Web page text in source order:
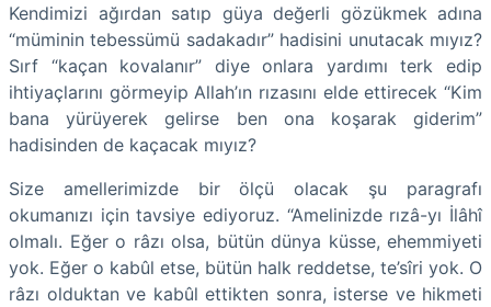
Kendimizi ağırdan satıp güya değerli gözükmek adına
“müminin tebessümü sadakadır” hadisini unutacak mıyız?
Sırf “kaçan kovalanır” diye onlara yardımı terk edip
ihtiyaçlarını görmeyip Allah’ın rızasını elde ettirecek “Kim
bana yürüyerek gelirse ben ona koşarak giderim”
hadisinden de kaçacak mıyız?
Size amellerimizde bir ölçü olacak şu paragrafı
okumanızı için tavsiye ediyoruz. “Amelinizde rızâ-yı İlâhî
olmalı. Eğer o râzı olsa, bütün dünya küsse, ehemmiyeti
yok. Eğer o kabûl etse, bütün halk reddetse, te’sîri yok. O
râzı olduktan ve kabûl ettikten sonra, isterse ve hikmeti